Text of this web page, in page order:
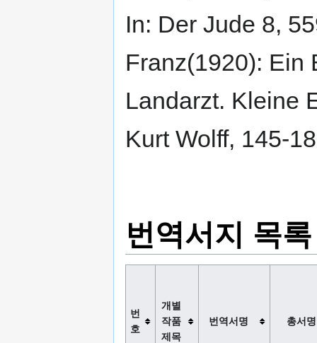
In: Der Jude 8,
Franz(1920): Ein
Landarzt. Kleine
Kurt Wolff, 145-
번역서지 목록
번
호
개별
작품
제목
번역서명 총서명